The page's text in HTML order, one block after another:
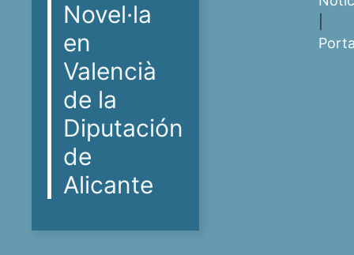
Novel·la
en
Valencià
de la
Diputación
de
Alicante